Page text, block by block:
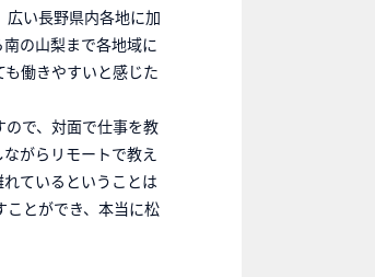
広い長野県内各地に加
の山梨まで各地域に
働きやすいと感じた
で、対面で仕事を教
がらリモートで教え
ているということは
ことができ、本当に松